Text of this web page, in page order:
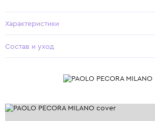
Характеристики
Состав и уход